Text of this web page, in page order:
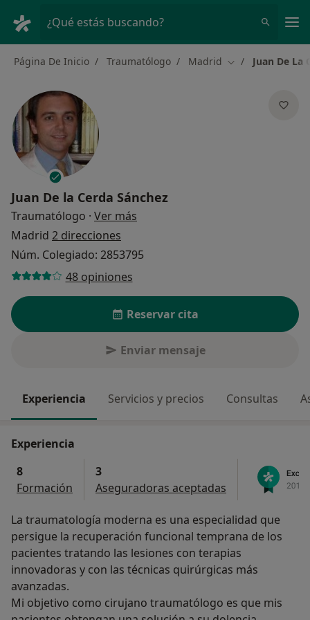
¿Qué estás buscando?
Página De Inicio Traumatólogo Madrid Cambiar de
Juan De La
Juan De la Cerda Sánchez
Traumatólogo · Ver más
Madrid 2 direcciones
Núm. Colegiado: 2853795
48 opiniones
Reservar cita
Enviar mensaje
Experiencia Servicios y precios Consultas
Experiencia
8
Formación
3
Aseguradoras aceptadas
La traumatología moderna es una especialidad que
persigue la recuperación funcional temprana de los
pacientes tratando las lesiones con terapias
innovadoras y con las técnicas quirúrgicas más
avanzadas.
Mi objetivo como cirujano traumatólogo es que mis